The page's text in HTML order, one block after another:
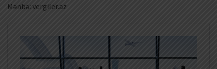
Mənbə: vergiler.az